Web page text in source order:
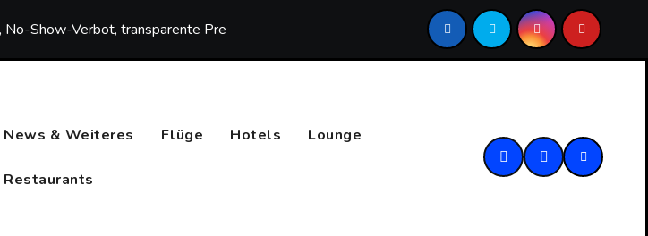
Show-Verbot, transparente Preise Review: American Express Lounge by Pontus Frithiof –
News & Weiteres Flüge Hotels Lounge
Restaurants